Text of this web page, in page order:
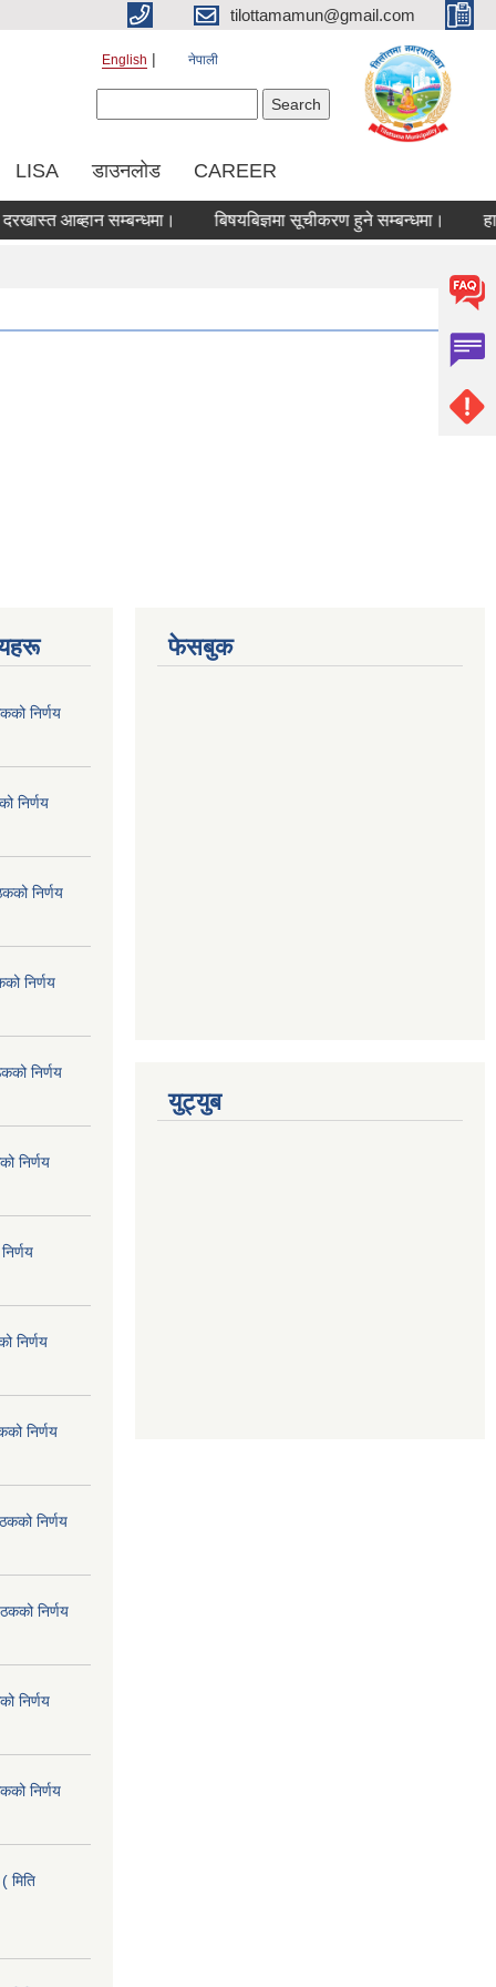
tilottamamun@gmail.com
English नेपाली
LISA डाउनलोड CAREER
आब्हान सम्बन्धमा। बिषयबिज्ञमा सूचीकरण हुने सम्बन्धमा।
निर्णय
निर्णय
निर्णय
निर्णय
निर्णय
निर्णय
निर्णय
निर्णय
निर्णय
निर्णय
निर्णय
निर्णय
मिति
फेसबुक
युट्युब